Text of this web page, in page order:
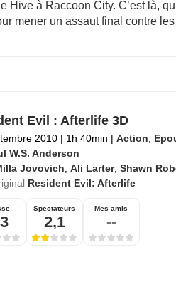
Hive à Raccoon City. C’est là,
mener un assaut final contre
Evil : Afterlife 3D
2010 | 1h 40min | Action,
W.S. Anderson
Jovovich, Ali Larter, Shawn
Resident Evil: Afterlife
Spectateurs
2,1
Mes amis
--